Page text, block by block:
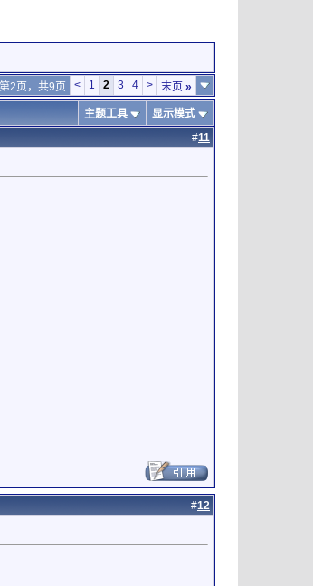
第2页，共9页 < 1 2 3 4 > 末页 »
主题工具
显示模式
#11
#12